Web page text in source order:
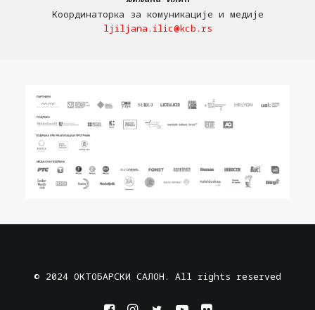
Координаторка за комуникације и медије
ljiljana.ilic@kcb.rs
© 2024 ОКТОБАРСКИ САЛОН. All rights reserved